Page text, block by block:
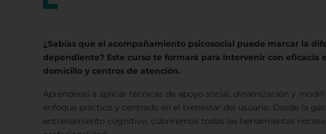
¿Sabías que el acompañamiento psicosocial puede marcar la
dependiente? Este curso te formará para intervenir con eficacia
domicilio y centros de atención.
Aprenderás a aplicar técnicas de apoyo social, dinamización y
enfoque práctico y centrado en el bienestar del usuario. Desde la
entrenamiento cognitivo, cubriremos todas las herramientas